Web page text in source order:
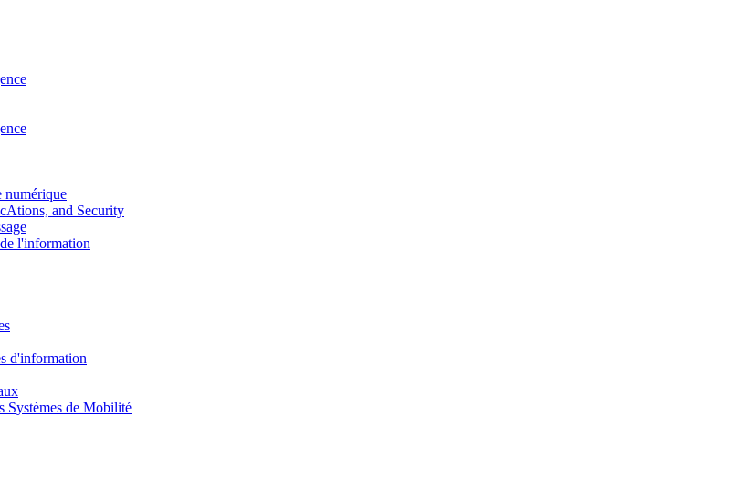
numérique
and Security
l'information
d'information
Systèmes de Mobilité